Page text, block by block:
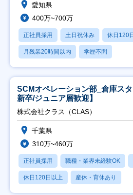
愛知県
400万~700万
正社員採用 土日祝休み 休日120
月残業20時間以内 学歴不問
SCMオペレーション部_倉庫ス
新卒/ジュニア層歓迎】
株式会社クラス（CLAS）
千葉県
310万~460万
正社員採用 職種・業界未経験OK
休日120日以上 産休・育休あり